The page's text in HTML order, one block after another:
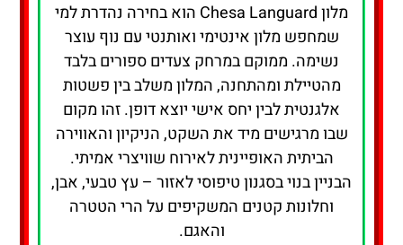
מלון Chesa Languard הוא בחירה נהדרת למי
שמחפש מלון אינטימי ואותנטי עם נוף עוצר
נשימה. ממוקם במרחק צעדים ספורים בלבד
מהטיילת ומהתחנה, המלון משלב בין פשטות
אלגנטית לבין יחס אישי יוצא דופן. זהו מקום
שבו מרגישים מיד את השקט, הניקיון והאווירה
הביתית האופיינית לאירוח שוויצרי אמיתי.
הבניין בנוי בסגנון טיפוסי לאזור – עץ טבעי, אבן,
וחלונות קטנים המשקיפים על הרי הטטרה
והאגם.